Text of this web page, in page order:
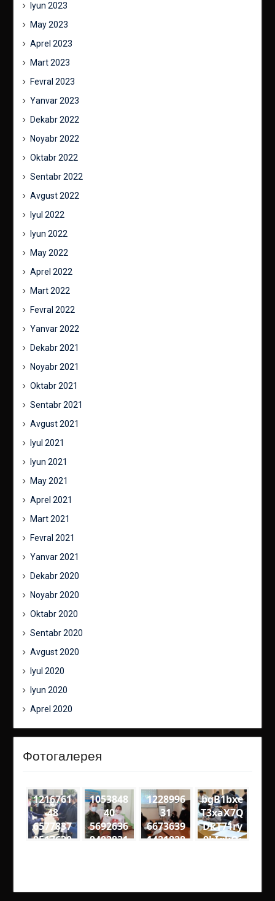
Iyun 2023
May 2023
Aprel 2023
Mart 2023
Fevral 2023
Yanvar 2023
Dekabr 2022
Noyabr 2022
Oktabr 2022
Sentabr 2022
Avgust 2022
Iyul 2022
Iyun 2022
May 2022
Aprel 2022
Mart 2022
Fevral 2022
Yanvar 2022
Dekabr 2021
Noyabr 2021
Oktabr 2021
Sentabr 2021
Avgust 2021
Iyul 2021
Iyun 2021
May 2021
Aprel 2021
Mart 2021
Fevral 2021
Yanvar 2021
Dekabr 2020
Noyabr 2020
Oktabr 2020
Sentabr 2020
Avgust 2020
Iyul 2020
Iyun 2020
Aprel 2020
Фотогалерея
1216761
48
6577837
9517630
51652 n
1053848
40
5692636
9402831
62468 n
1228996
31
6673639
1421828
10252 n
bgB1bxe
T3xaX7Q
DkT71ry
9bIgkQj